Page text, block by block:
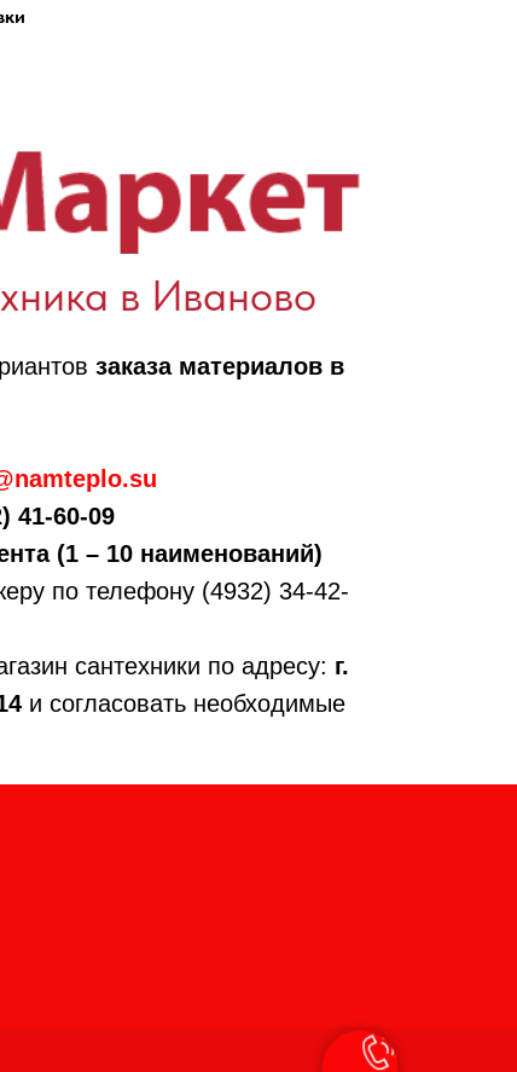
заказа материалов в
41-60-09
(1 – 10 наименований)
по телефону (4932) 34-42-
сантехники по адресу: г.
и согласовать необходимые
в Иваново